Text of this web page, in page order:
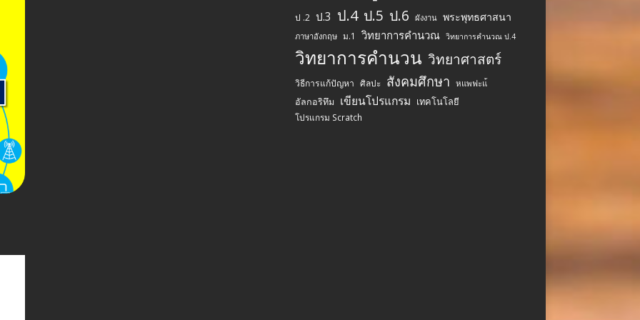
ป .2 ป.3 ป.4 ป.5 ป.6 ผังงาน พระพุทธศาสนา
ภาษาอังกฤษ ม.1 วิทยาการคำนวณ วิทยาการคำนวณ ป.4
วิทยาการคำนวน วิทยาศาสตร์
วิธีการแก้ปัญหา ศิลปะ สังคมศึกษา หแพฟะแ้
อัลกอริทึม เขียนโปรแกรม เทคโนโลยี
โปรแกรม Scratch